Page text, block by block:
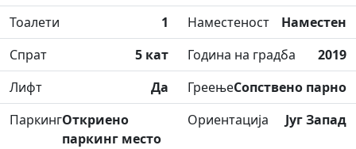
Тоалети
1 Наместеност
Наместен
Спрат
5 кат Година на градба
2019
Лифт
Да ГреењеСопствено парно
ПаркингОткриено
паркинг место
Ориентација Југ Запад